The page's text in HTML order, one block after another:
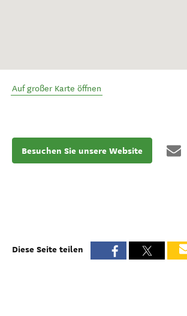
Auf großer Karte öffnen
Besuchen Sie unsere Website
Diese Seite teilen